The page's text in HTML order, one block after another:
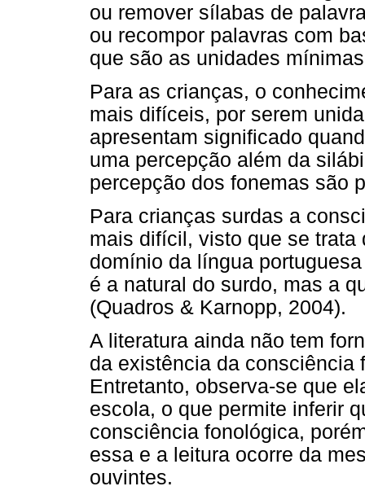
ou remover sílabas de
ou recompor palavras com
que são as unidades
Para as crianças, o
mais difíceis, por serem
apresentam significado
uma percepção além da
percepção dos fonemas são
Para crianças surdas a
mais difícil, visto que se
domínio da língua
é a natural do surdo, mas a
(Quadros & Karnopp, 2004).
A literatura ainda não tem
da existência da consciência
Entretanto, observa-se que
escola, o que permite inferir
consciência fonológica,
essa e a leitura ocorre da
ouvintes.